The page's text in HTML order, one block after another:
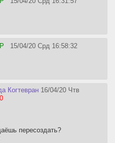
15/04/20 Срд 16:58:32
Когтевран 16/04/20 Чтв
0
пересоздать?